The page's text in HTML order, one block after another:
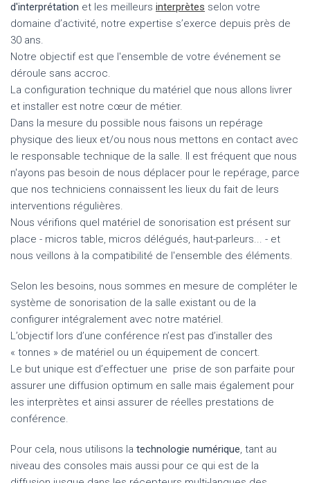
d'interprétation et les meilleurs interprètes selon votre
domaine d’activité, notre expertise s’exerce depuis près de
30 ans.
Notre objectif est que l'ensemble de votre événement se
déroule sans accroc.
La configuration technique du matériel que nous allons livrer
et installer est notre cœur de métier.
Dans la mesure du possible nous faisons un repérage
physique des lieux et/ou nous nous mettons en contact avec
le responsable technique de la salle. Il est fréquent que nous
n'ayons pas besoin de nous déplacer pour le repérage, parce
que nos techniciens connaissent les lieux du fait de leurs
interventions régulières.
Nous vérifions quel matériel de sonorisation est présent sur
place - micros table, micros délégués, haut-parleurs... - et
nous veillons à la compatibilité de l'ensemble des éléments.
Selon les besoins, nous sommes en mesure de compléter le
système de sonorisation de la salle existant ou de la
configurer intégralement avec notre matériel.
L’objectif lors d’une conférence n’est pas d’installer des
« tonnes » de matériel ou un équipement de concert.
Le but unique est d’effectuer une prise de son parfaite pour
assurer une diffusion optimum en salle mais également pour
les interprètes et ainsi assurer de réelles prestations de
conférence.
Pour cela, nous utilisons la technologie numérique, tant au
niveau des consoles mais aussi pour ce qui est de la